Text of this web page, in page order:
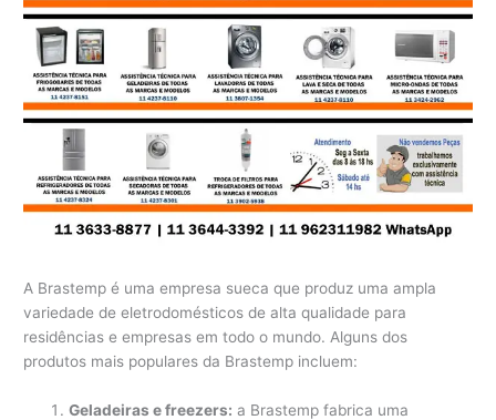
A Brastemp é uma empresa sueca que produz uma ampla
variedade de eletrodomésticos de alta qualidade para
residências e empresas em todo o mundo. Alguns dos
produtos mais populares da Brastemp incluem:
Geladeiras e freezers: a Brastemp fabrica uma